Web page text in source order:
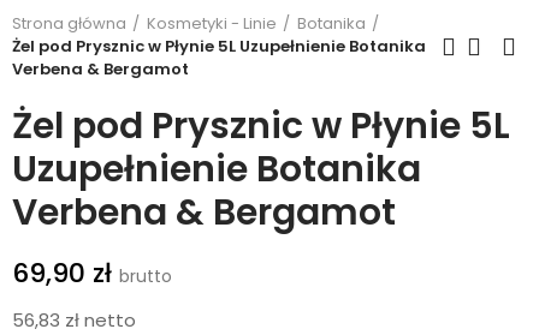
Strona główna Kosmetyki - Linie
Botanika
Żel pod Prysznic w Płynie 5L Uzupełnienie Botanika
Verbena & Bergamot
Żel pod Prysznic w Płynie 5L
Uzupełnienie Botanika
Verbena & Bergamot
69,90 zł
56,83 zł netto